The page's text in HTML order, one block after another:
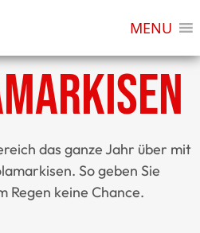
MENU
das ganze Jahr über mit
So geben Sie
Regen keine Chance.